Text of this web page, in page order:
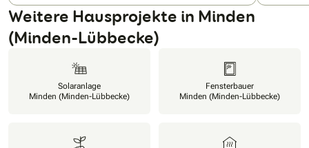
Weitere Hausprojekte in Minden
(Minden-Lübbecke)
Solaranlage
Minden (Minden-Lübbecke)
Fensterbauer
Minden (Minden-Lübbecke)